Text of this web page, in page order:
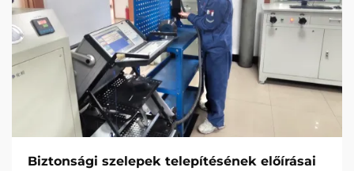
Biztonsági szelepek telepítésének előírásai